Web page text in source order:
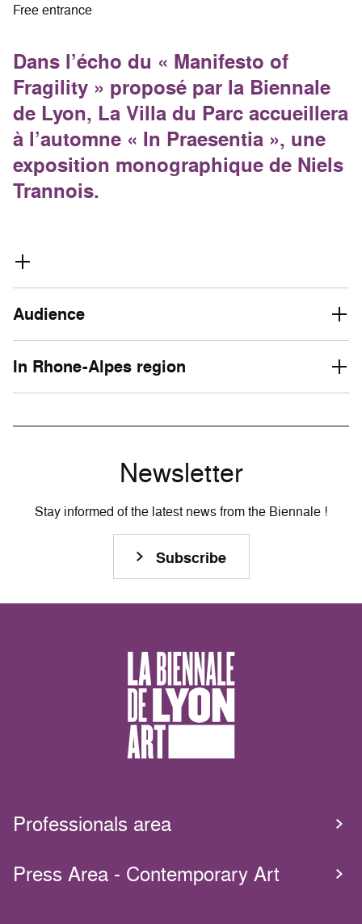
Free entrance
Dans l’écho du « Manifesto of
Fragility » proposé par la Biennale
de Lyon, La Villa du Parc accueillera
à l’automne « In Praesentia », une
exposition monographique de Niels
Trannois.
Audience
In Rhone-Alpes region
Newsletter
Stay informed of the latest news from the Biennale !
Subscribe
Professionals area
Press Area - Contemporary Art